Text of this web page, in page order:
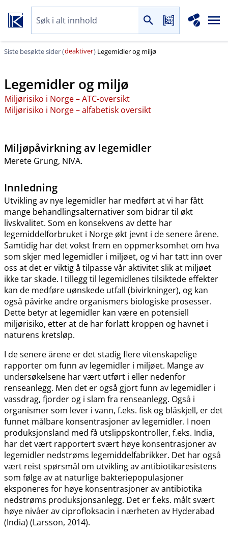
Siste besøkte sider (deaktiver) Legemidler og miljø
Legemidler og miljø
Miljørisiko i Norge – ATC-oversikt
Miljørisiko i Norge – alfabetisk oversikt
Miljøpåvirkning av legemidler
Merete Grung, NIVA.
Innledning
Utvikling av nye legemidler har medført at vi har fått
mange behandlingsalternativer som bidrar til økt
livskvalitet. Som en konsekvens av dette har
legemiddelforbruket i Norge økt jevnt i de senere årene.
Samtidig har det vokst frem en oppmerksomhet om hva
som skjer med legemidler i miljøet, og vi har tatt inn over
oss at det er viktig å tilpasse vår aktivitet slik at miljøet
ikke tar skade. I tillegg til legemidlenes tilsiktede effekter
kan de medføre uønskede utfall (bivirkninger), og kan
også påvirke andre organismers biologiske prosesser.
Dette betyr at legemidler kan være en potensiell
miljørisiko, etter at de har forlatt kroppen og havnet i
naturens kretsløp.
I de senere årene er det stadig flere vitenskapelige
rapporter om funn av legemidler i miljøet. Mange av
undersøkelsene har vært utført i eller nedenfor
renseanlegg. Men det er også gjort funn av legemidler i
vassdrag, fjorder og i slam fra renseanlegg. Også i
organismer som lever i vann, f.eks. fisk og blåskjell, er det
funnet målbare konsentrasjoner av legemidler. I noen
produksjonsland med få utslippskontroller, f.eks. India,
har det vært rapportert svært høye konsentrasjoner av
legemidler nedstrøms legemiddelfabrikker. Det har også
vært reist spørsmål om utvikling av antibiotikaresistens
som følge av at naturlige bakteriepopulasjoner
eksponeres for høye konsentrasjoner av antibiotika
nedstrøms produksjonsanlegg. Det er f.eks. målt svært
høye nivåer av ciprofloksacin i nærheten av Hyderabad
(India) (Larsson, 2014).